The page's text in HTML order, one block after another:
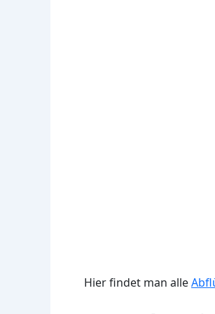
Hier findet man alle